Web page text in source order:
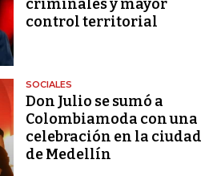
criminales y mayor
control territorial
SOCIALES
Don Julio se sumó a
Colombiamoda con una
celebración en la ciudad
de Medellín